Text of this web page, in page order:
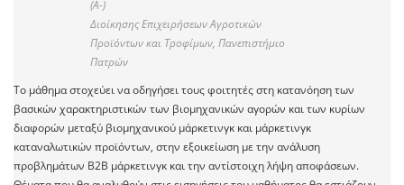
(A-)
Διοίκησης Επιχειρήσεων Αγροτικών
Προϊόντων και Τροφίμων, Πανεπιστήμιο
Πατρών
Το μάθημα στοχεύει να οδηγήσει τους φοιτητές στη κατανόηση των
βασικών χαρακτηριστικών των βιομηχανικών αγορών και των κυρίων
διαφορών μεταξύ βιομηχανικού μάρκετινγκ και μάρκετινγκ
καταναλωτικών προϊόντων, στην εξοικείωση με την ανάλυση
προβλημάτων Β2Β μάρκετινγκ και την αντίστοιχη λήψη αποφάσεων.